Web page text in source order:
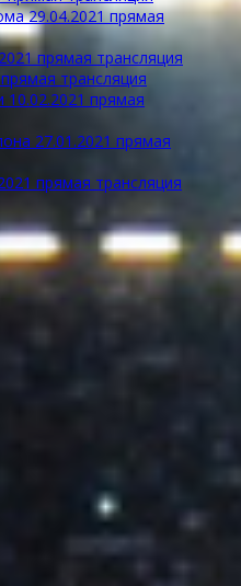
29.04.2021 прямая
прямая трансляция
трансляция
прямая
27.01.2021 прямая
прямая трансляция